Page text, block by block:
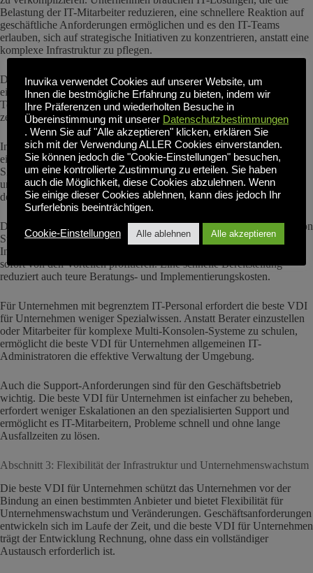
Belastung der IT-Mitarbeiter reduzieren, eine schnellere Reaktion auf
geschäftliche Anforderungen ermöglichen und es den IT-Teams
erlauben, sich auf strategische Initiativen zu konzentrieren, anstatt eine
komplexe Infrastruktur zu pflegen.
Die beste VDI für Unternehmen konsolidiert die Verwaltung in
einheitlichen Schnittstellen. Anstatt dass IT-Teams mehrere Konsolen,
Tools und spezialisierte Plattformen verwalten müssen, bietet sie eine
zentrale Verwaltung für alle virtuellen Desktop-Funktionen.
Inuvika OVD Enterprise ist ein Beispiel für diesen Ansatz mit einer
einheitlichen webbasierten Verwaltung für Benutzerverwaltung,
Sitzungssteuerung, Sicherheitsrichtlinien, Anwendungsbereitstellung
und Infrastruktureinstellungen. Diese Konsolidierung reduziert direkt
den IT-Personalbedarf und beschleunigt die Fehlerbehebung.
Die beste VDI für Unternehmen ist schnell einsatzbereit. Innerhalb von
Stunden statt Wochen können Unternehmen ihre virtuelle Desktop-
Infrastruktur mit minimalen Betriebsunterbrechungen migrieren und
sofort von den Vorteilen profitieren. Eine schnelle Bereitstellung
reduziert auch teure Beratungs- und Implementierungskosten.
Für Unternehmen mit begrenztem IT-Personal erfordert die beste VDI
für Unternehmen weniger Spezialwissen. Anstatt Berater einzustellen
oder Mitarbeiter für komplexe Multi-Konsolen-Systeme zu schulen,
ermöglicht die beste VDI für Unternehmen allgemeinen IT-
Administratoren die effektive Verwaltung der Umgebung.
Auch die Support-Anforderungen sind für den Geschäftsbetrieb
wichtig. Die beste VDI für Unternehmen ist einfacher zu beheben,
erfordert weniger Eskalationen an den spezialisierten Support und
ermöglicht es IT-Mitarbeitern, Probleme schnell und ohne lange
Ausfallzeiten zu lösen.
Abschnitt 3: Flexibilität der Infrastruktur und Unternehmenswachstum
Die beste VDI für Unternehmen schützt das Unternehmen vor der
Bindung an einen bestimmten Anbieter und bietet Flexibilität für
Unternehmenswachstum und Veränderungen. Geschäftsanforderungen
entwickeln sich im Laufe der Zeit, und die beste VDI für Unternehmen
trägt der Entwicklung Rechnung, ohne dass ein vollständiger
Austausch erforderlich ist.
Inuvika verwendet Cookies auf unserer Website, um
Ihnen die bestmögliche Erfahrung zu bieten, indem wir
Ihre Präferenzen und wiederholten Besuche in
Übereinstimmung mit unserer Datenschutzbestimmungen
. Wenn Sie auf "Alle akzeptieren" klicken, erklären Sie
sich mit der Verwendung ALLER Cookies einverstanden.
Sie können jedoch die "Cookie-Einstellungen" besuchen,
um eine kontrollierte Zustimmung zu erteilen. Sie haben
auch die Möglichkeit, diese Cookies abzulehnen. Wenn
Sie einige dieser Cookies ablehnen, kann dies jedoch Ihr
Surferlebnis beeinträchtigen.
Cookie-Einstellungen Alle ablehnen Alle akzeptieren